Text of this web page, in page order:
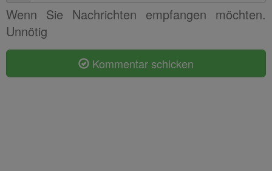
Wenn Sie Nachrichten empfangen möchten.
Unnötig
Kommentar schicken